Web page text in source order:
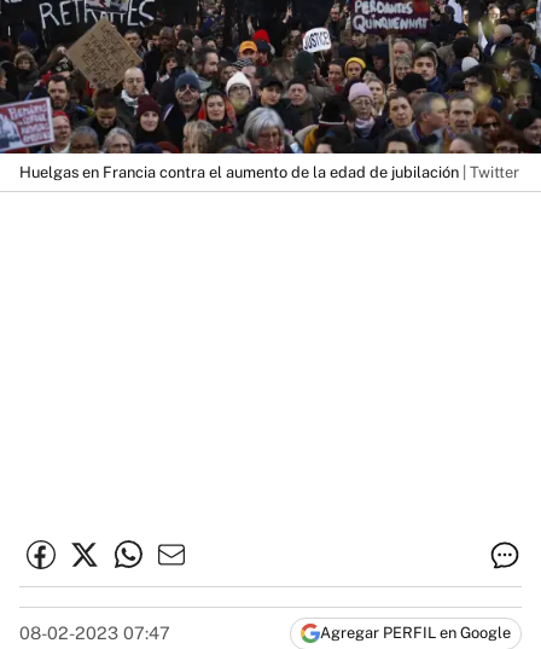
Huelgas en Francia contra el aumento de la edad de jubilación | Twitter
08-02-2023 07:47 Agregar PERFIL en Google